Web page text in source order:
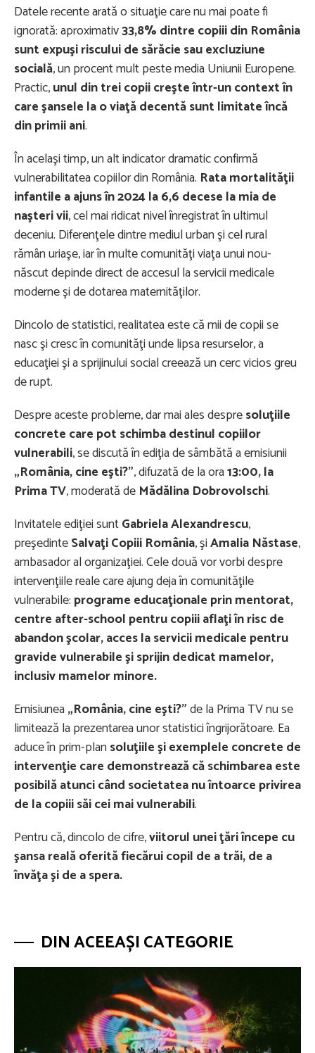
Datele recente arată o situaţie care nu mai poate fi
ignorată: aproximativ33,8% dintre copiii din România
sunt expuşi riscului de sărăcie sau excluziune
socială, un procent mult peste media Uniunii Europene.
Practic,unul din trei copii creşte într-un context în
care şansele la o viaţă decentă sunt limitate încă
din primii ani.
În acelaşi timp, un alt indicator dramatic confirmă
vulnerabilitatea copiilor din România. Rata mortalităţii
infantile a ajuns în 2024 la 6,6 decese la mia de
naşteri vii, cel mai ridicat nivel înregistrat în ultimul
deceniu. Diferenţele dintre mediul urban şi cel rural
rămân uriaşe, iar în multe comunităţi viaţa unui nou-
născut depinde direct de accesul la servicii medicale
moderne şi de dotarea maternităţilor.
Dincolo de statistici, realitatea este că mii de copii se
nasc şi cresc în comunităţi unde lipsa resurselor, a
educaţiei şi a sprijinului social creează un cerc vicios greu
de rupt.
Despre aceste probleme, dar mai ales despresoluţiile
concrete care pot schimba destinul copiilor
vulnerabili, se discută în ediţia de sâmbătă a emisiunii
„România, cine eşti?”, difuzată de la ora13:00, la
Prima TV, moderată de Mădălina Dobrovolschi.
Invitatele ediţiei suntGabriela Alexandrescu,
preşedinteSalvaţi Copiii România, şiAmalia Năstase,
ambasador al organizaţiei. Cele două vor vorbi despre
intervenţiile reale care ajung deja în comunităţile
vulnerabile: programe educaţionale prin mentorat,
centre after-school pentru copiii aflaţi în risc de
abandon şcolar, acces la servicii medicale pentru
gravide vulnerabile şi sprijin dedicat mamelor,
inclusiv mamelor minore.
Emisiunea„România, cine eşti?”de la Prima TV nu se
limitează la prezentarea unor statistici îngrijorătoare. Ea
aduce în prim-plansoluţiile şi exemplele concrete de
intervenţie care demonstrează că schimbarea este
posibilă atunci când societatea nu întoarce privirea
de la copiii săi cei mai vulnerabili.
Pentru că, dincolo de cifre,viitorul unei ţări începe cu
şansa reală oferită fiecărui copil de a trăi, de a
învăţa şi de a spera.
DIN ACEEAȘI CATEGORIE